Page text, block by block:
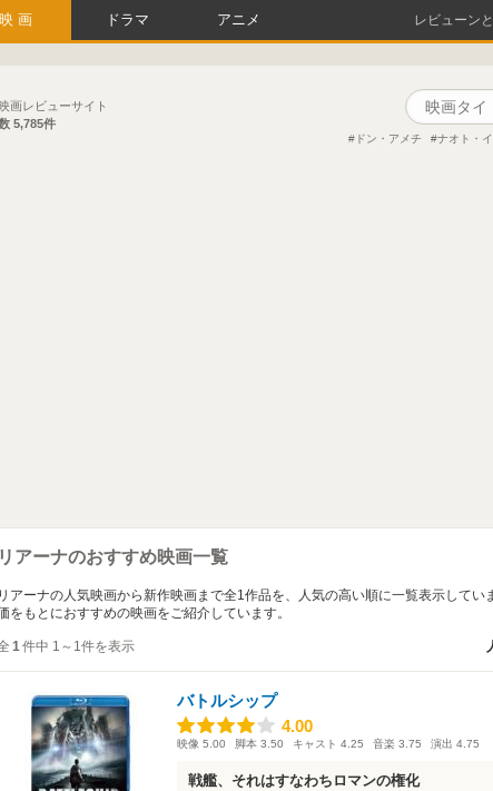
映画 ドラマ アニメ レビューン
画レビューサイト
5,785件
ドン・アメチ ナオト・
リアーナのおすすめ映画一覧
リアーナの人気映画から新作映画まで全1作品を、人気の高い順に一覧表示して
をもとにおすすめの映画をご紹介しています。
1件中 1～1件を表示
バトルシップ
4.00
4.00
映像 5.00 脚本 3.50 キャスト 4.25 音楽 3.75 演出 4.75
戦艦、それはすなわちロマンの権化